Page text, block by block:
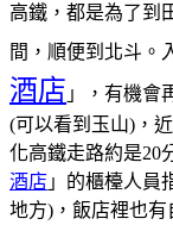
高鐵，都是為了到
間，順便到北斗。
酒店 」，有機會
(可以看到玉山)，
化高鐵走路約是20
酒店 」的櫃檯人員
地方)，飯店裡也有